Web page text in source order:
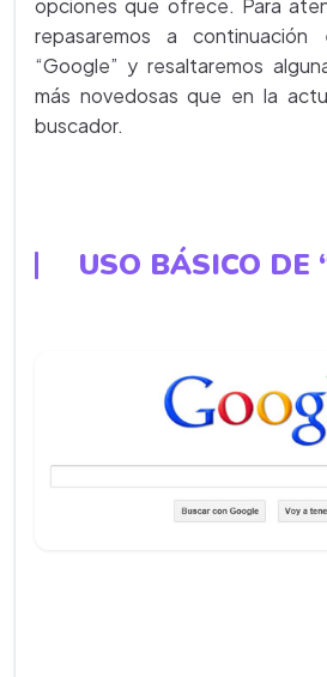
opciones que ofrece. Para
repasaremos a
“Google” y resaltaremos
más novedosas que en la
buscador.
USO BÁSICO DE